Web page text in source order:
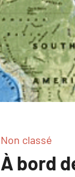
Non classé
À bord